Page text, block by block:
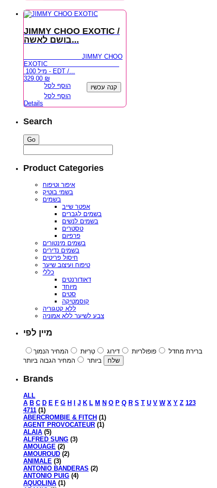
JIMMY CHOO EXOTIC /
בושם לאשה...
JIMMY CHOO
EXOTIC
100 מיל - EDT /...
329.00 ₪
הוסף לסל
קנה עכשיו
הוסף לסל
Details
Search
Product Categories
איפור וטיפוח
בשמי בוטיק
בשמים
אפטר שייב
בשמים לגברים
בשמים לנשים
טסטרים
פרפיום
בשמים מינטורים
בשמים נדירים
חיסול פריטים
טיפוח ועיצוב שיער
כללי
דאודורנטים
מיוחד
סטים
קוסמטיקה
ללא קטגוריה
צבע לשיער ללא אמוניה
מיין לפי
ברירת מחדל פופולריות דירוג טְרִיוּת
המחיר הנמוך
ביותר
המחיר הגבוה ביותר
Brands
ALL
A B C D E F G H I J K L M N O P Q R S T U V W X Y Z 123
4711 (1)
ABERCROMBIE & FITCH (1)
AGENT PROVOCATEUR (1)
ALAIA (5)
ALFRED SUNG (3)
AMOUAGE (2)
AMOUROUD (2)
ANIMALE (3)
ANTONIO BANDERAS (2)
ANTONIO PUIG (4)
AQUOLINA (1)